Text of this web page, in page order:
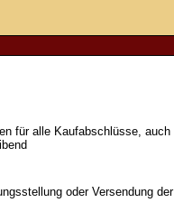
für alle Kaufabschlüsse, auch
oder Versendung der